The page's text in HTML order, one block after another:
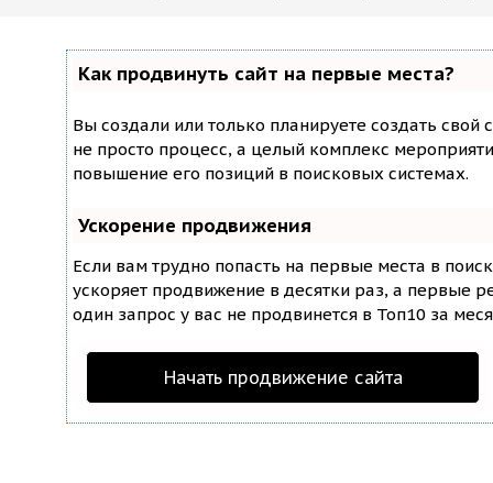
Как продвинуть сайт на первые места?
Вы создали или только планируете создать свой
не просто процесс, а целый комплекс
повышение его позиций в поисковых системах.
Ускорение продвижения
Если вам трудно попасть на первые места в
ускоряет продвижение в десятки раз, а первые
один запрос у вас не продвинется в Топ10 за
Начать продвижение сайта